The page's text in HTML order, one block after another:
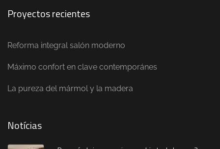
Proyectos recientes
Reforma integral salón moderno
Máximo confort en clave contemporánes
La pureza del mármol y la madera
Notícias